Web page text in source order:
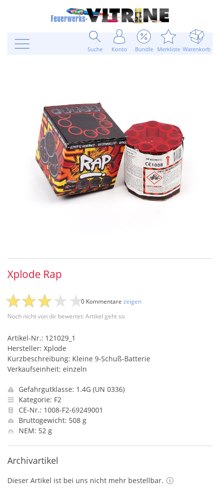
Suche Konto Bundle Merkliste Warenkorb
Xplode Rap
Noch nicht von dir bewertet: Artikel geht so
0 Kommentare zeigen
Artikel-Nr.: 121029_1
Hersteller: Xplode
Kurzbeschreibung: Kleine 9-Schuß-Batterie
Verkaufseinheit: einzeln
Gefahrgutklasse: 1.4G (UN 0336)
Kategorie: F2
CE-Nr.: 1008-F2-69249001
Bruttogewicht: 508 g
NEM: 52 g
Archivartikel
Dieser Artikel ist bei uns nicht mehr bestellbar.